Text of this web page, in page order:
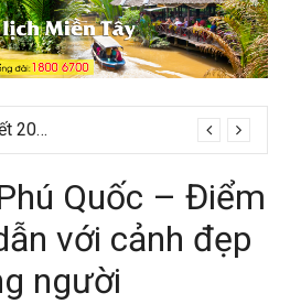
Du lịch
Miền Tây
Cuối năm có nên đi du lịch Phú Quốc không?
Quốc – Điểm
với cảnh đẹp
người